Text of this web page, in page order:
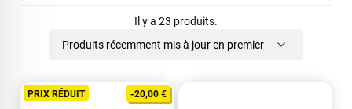
Il y a 23 produits.
Produits récemment mis à jour en premier
PRIX RÉDUIT -20,00 €